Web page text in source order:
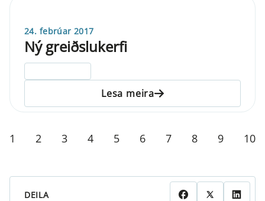
24. febrúar 2017
Ný greiðslukerfi
Lesa meira
1 2 3 4 5 6 7 8 9 10
DEILA